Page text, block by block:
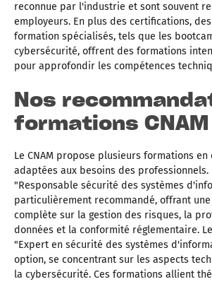
reconnue par l'industrie et sont souvent
employeurs. En plus des certifications,
formation spécialisés, tels que les
cybersécurité, offrent des formations
pour approfondir les compétences
Nos
formations CNAM
Le CNAM propose plusieurs formations
adaptées aux besoins des professionnels.
"Responsable sécurité des systèmes
particulièrement recommandé, offrant
complète sur la gestion des risques, la
données et la conformité réglementaire.
"Expert en sécurité des systèmes
option, se concentrant sur les aspects
la cybersécurité. Ces formations allient